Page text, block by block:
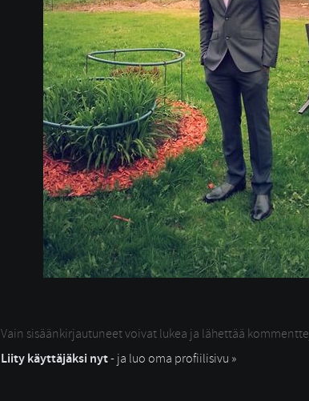
Vain sisäänkirjautuneet voivat lukea ja lähettää
Liity käyttäjäksi nyt- ja luo oma profiilisivu »